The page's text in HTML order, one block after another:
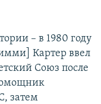
– в 1980 году
Картер ввел
Союз после
затем